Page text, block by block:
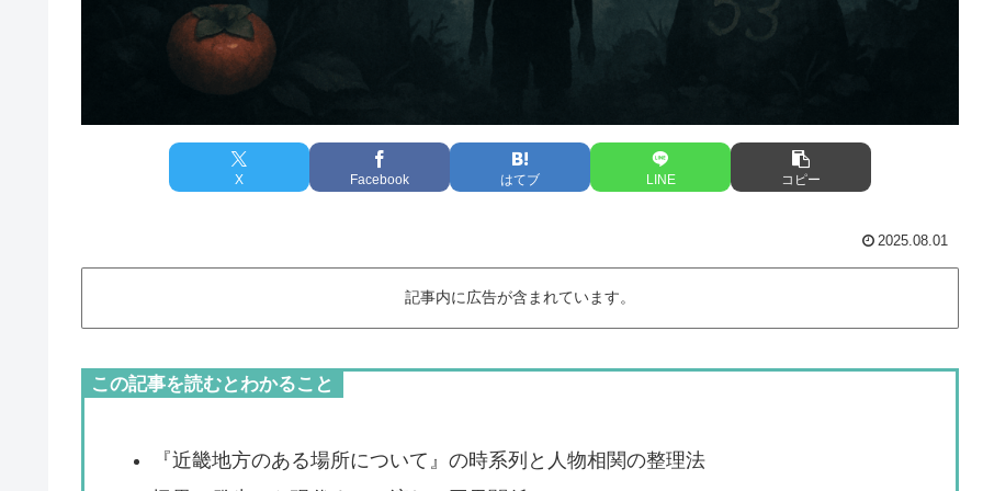
X Facebook はてブ LINE コピー
2025.08.01
記事内に広告が含まれています。
この記事を読むとわかること
『近畿地方のある場所について』の時系列と人物相関の整理法